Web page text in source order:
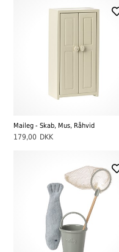
Maileg - Skab, Mus, Råhvid
179,00 DKK